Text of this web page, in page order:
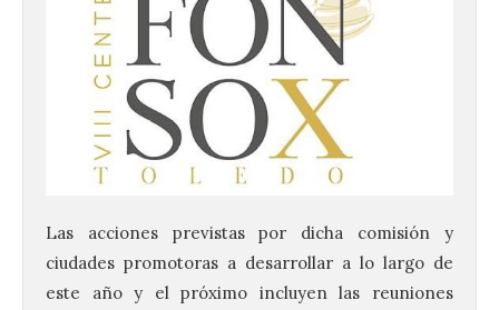
Las acciones previstas por dicha comisión y
ciudades promotoras a desarrollar a lo largo de
este año y el próximo incluyen las reuniones